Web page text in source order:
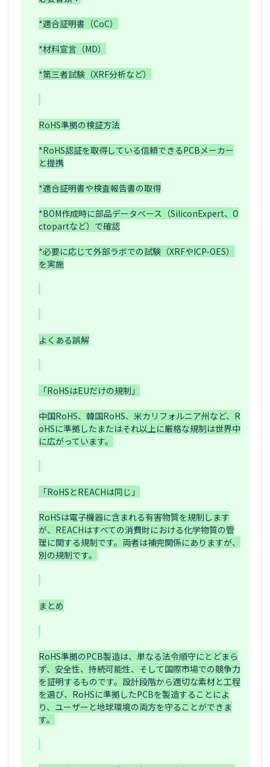
*適合証明書（CoC）
*材料宣言（MD）
*第三者試験（XRF分析など）
RoHS準拠の検証方法
*RoHS認証を取得している信頼できるPCBメーカー
と提携
*適合証明書や検査報告書の取得
*BOM作成時に部品データベース（SiliconExpert、O
ctopartなど）で確認
*必要に応じて外部ラボでの試験（XRFやICP-OES）
を実施
よくある誤解
「RoHSはEUだけの規制」
中国RoHS、韓国RoHS、米カリフォルニア州など、R
oHSに準拠したまたはそれ以上に厳格な規制は世界中
に広がっています。
「RoHSとREACHは同じ」
RoHSは電子機器に含まれる有害物質を規制します
が、REACHはすべての消費財における化学物質の管
理に関する規制です。両者は補完関係にありますが、
別の規制です。
まとめ
RoHS準拠のPCB製造は、単なる法令順守にとどまら
ず、安全性、持続可能性、そして国際市場での競争力
を証明するものです。設計段階から適切な素材と工程
を選び、RoHSに準拠したPCBを製造することによ
り、ユーザーと地球環境の両方を守ることができま
す。